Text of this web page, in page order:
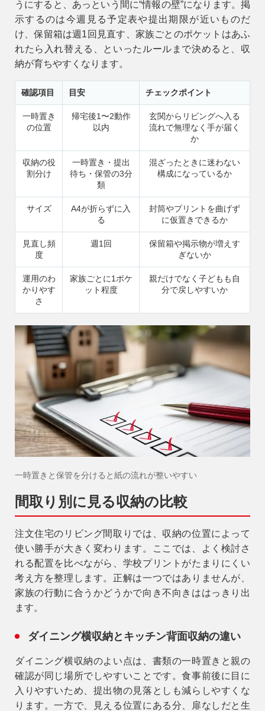
うにすると、あっという間に“情報の壁”になります。掲
示するのは今週見る予定表や提出期限が近いものだ
け、保留箱は週1回見直す、家族ごとのポケットはあふ
れたら入れ替える、といったルールまで決めると、収
納が育ちやすくなります。
確認項目 目安 チェックポイント
一時置き
の位置
帰宅後1〜2動作
以内
玄関からリビングへ入る
流れで無理なく手が届く
か
収納の役
割分け
一時置き・提出
待ち・保管の3分
類
混ざったときに迷わない
構成になっているか
サイズ
A4が折らずに入
る
封筒やプリントを曲げず
に仮置きできるか
見直し頻
度
週1回
保留箱や掲示物が増えす
ぎないか
運用のわ
かりやす
さ
家族ごとに1ポケ
ット程度
親だけでなく子どもも自
分で戻しやすいか
一時置きと保管を分けると紙の流れが整いやすい
間取り別に見る収納の比較
注文住宅のリビング間取りでは、収納の位置によって
使い勝手が大きく変わります。ここでは、よく検討さ
れる配置を比べながら、学校プリントがたまりにくい
考え方を整理します。正解は一つではありませんが、
家族の行動に合うかどうかで向き不向きははっきり出
ます。
ダイニング横収納とキッチン背面収納の違い
ダイニング横収納のよい点は、書類の一時置きと親の
確認が同じ場所でしやすいことです。食事前後に目に
入りやすいため、提出物の見落としも減らしやすくな
ります。一方で、見える位置にある分、扉なしだと生